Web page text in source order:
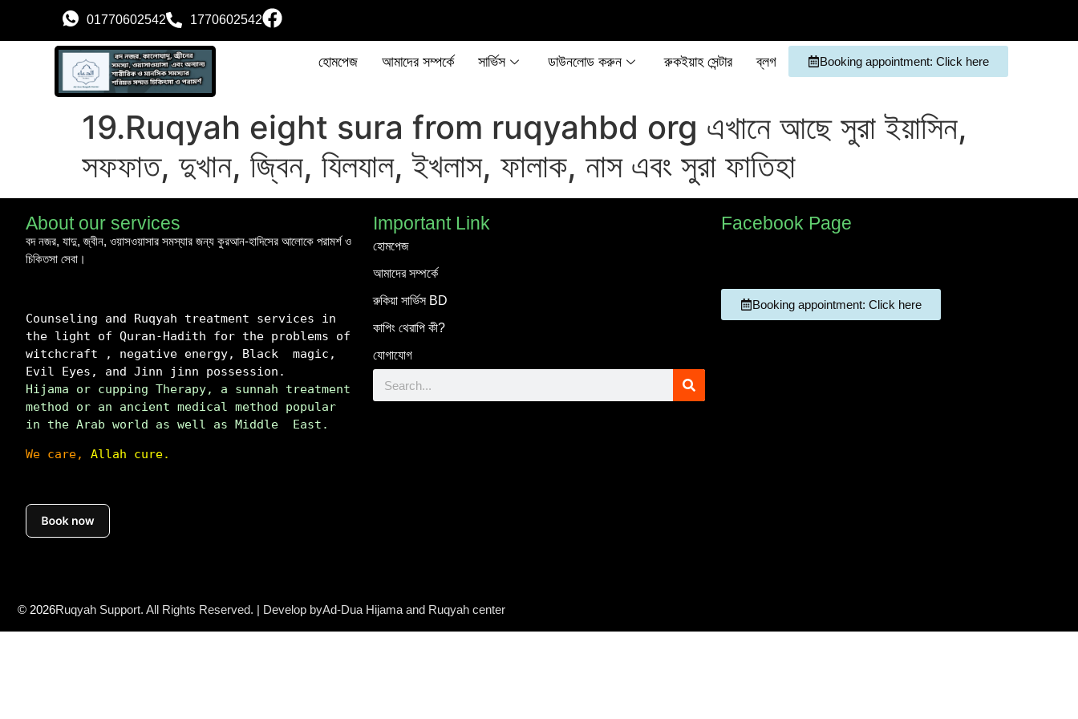
01770602542 1770602542
হোমপেজ আমাদের সম্পর্কে সার্ভিস ডাউনলোড করুন রুকইয়াহ সেন্টার ব্লগ Booking appointment: Click here
19.Ruqyah eight sura from ruqyahbd org এখানে আছে সুরা ইয়াসিন,
সফফাত, দুখান, জ্বিন, যিলযাল, ইখলাস, ফালাক, নাস এবং সুরা ফাতিহা
About our services
বদ নজর, যাদু, জ্বীন, ওয়াসওয়াসার সমস্যার জন্য কুরআন-হাদিসের আলোকে পরামর্শ ও
চিকিতসা সেবা।
Counseling and Ruqyah treatment services in
the light of Quran-Hadith for the problems of
witchcraft , negative energy, Black  magic,
Evil Eyes, and Jinn jinn possession.
Hijama or cupping Therapy, a sunnah treatment
method or an ancient medical method popular
in the Arab world as well as Middle  East.
We care, Allah cure.
Important Link
হোমপেজ
আমাদের সম্পর্কে
রুকিয়া সার্ভিস BD
কাপিং থেরাপি কী?
যোগাযোগ
Facebook Page
Booking appointment: Click here
© 2026Ruqyah Support. All Rights Reserved. | Develop byAd-Dua Hijama and Ruqyah center